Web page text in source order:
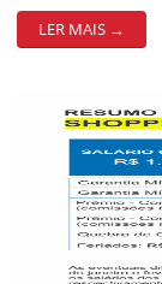
LER MAIS →